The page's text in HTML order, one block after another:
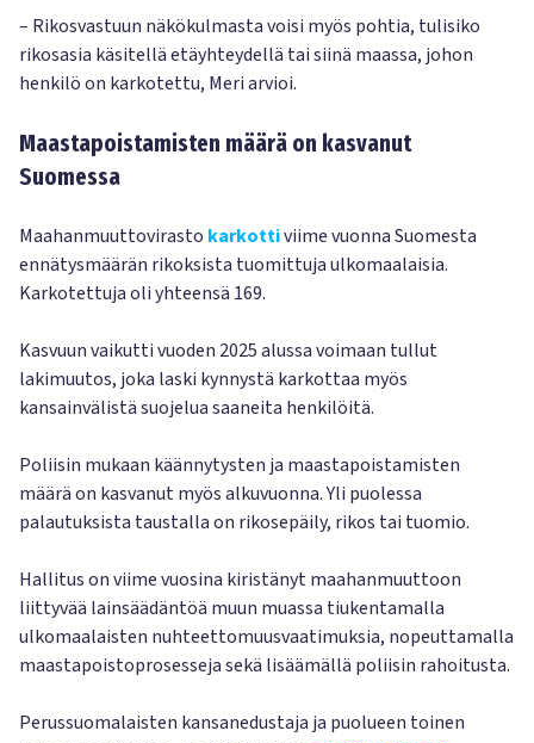
– Rikosvastuun näkökulmasta voisi myös pohtia, tulisiko
rikosasia käsitellä etäyhteydellä tai siinä maassa, johon
henkilö on karkotettu, Meri arvioi.
Maastapoistamisten määrä on kasvanut
Suomessa
Maahanmuuttovirasto karkottiviime vuonna Suomesta
ennätysmäärän rikoksista tuomittuja ulkomaalaisia.
Karkotettuja oli yhteensä 169.
Kasvuun vaikutti vuoden 2025 alussa voimaan tullut
lakimuutos, joka laski kynnystä karkottaa myös
kansainvälistä suojelua saaneita henkilöitä.
Poliisin mukaan käännytysten ja maastapoistamisten
määrä on kasvanut myös alkuvuonna. Yli puolessa
palautuksista taustalla on rikosepäily, rikos tai tuomio.
Hallitus on viime vuosina kiristänyt maahanmuuttoon
liittyvää lainsäädäntöä muun muassa tiukentamalla
ulkomaalaisten nuhteettomuusvaatimuksia, nopeuttamalla
maastapoistoprosesseja sekä lisäämällä poliisin rahoitusta.
Perussuomalaisten kansanedustaja ja puolueen toinen